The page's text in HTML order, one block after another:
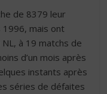
de 8379 leur
mais ont
à 19 matchs de
d’un mois après
instants après
séries de défaites